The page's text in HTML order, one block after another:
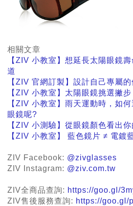
相關文章
【ZIV 小教室 】 想延長太陽眼鏡
道
【ZIV 官網訂製】設計自己專屬
【ZIV 小教室】太陽眼鏡挑選撇步
【ZIV 小教室】雨天運動時，如
眼鏡呢?
【ZIV 小測驗】從眼鏡顏色看出你
【ZIV 小教室】 藍色鏡片 ≠ 電鍍
ZIV Facebook: @zivglasses
ZIV Instagram: @ziv.com.tw
ZIV全商品查詢: https://goo.gl/
ZIV售後服務查詢: https://goo.gl/